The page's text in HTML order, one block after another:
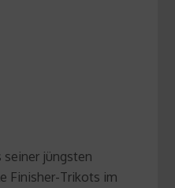
seiner jüngsten
Finisher-Trikots im